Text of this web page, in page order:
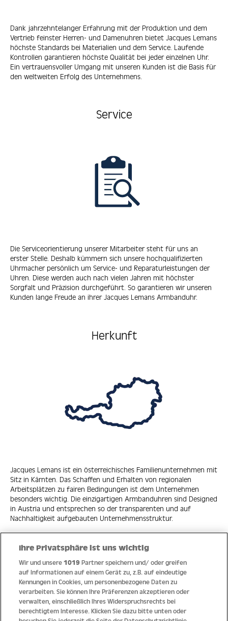
Dank jahrzehntelanger Erfahrung mit der Produktion und dem
Vertrieb feinster Herren- und Damenuhren bietet Jacques Lemans
höchste Standards bei Materialien und dem Service. Laufende
Kontrollen garantieren höchste Qualität bei jeder einzelnen Uhr.
Ein vertrauensvoller Umgang mit unseren Kunden ist die Basis für
den weltweiten Erfolg des Unternehmens.
Service
Die Serviceorientierung unserer Mitarbeiter steht für uns an
erster Stelle. Deshalb kümmern sich unsere hochqualifizierten
Uhrmacher persönlich um Service- und Reparaturleistungen der
Uhren. Diese werden auch nach vielen Jahren mit höchster
Sorgfalt und Präzision durchgeführt. So garantieren wir unseren
Kunden lange Freude an ihrer Jacques Lemans Armbanduhr.
Herkunft
Jacques Lemans ist ein österreichisches Familienunternehmen mit
Sitz in Kärnten. Das Schaffen und Erhalten von regionalen
Arbeitsplätzen zu fairen Bedingungen ist dem Unternehmen
besonders wichtig. Die einzigartigen Armbanduhren sind Designed
in Austria und entsprechen so der transparenten und auf
Nachhaltigkeit aufgebauten Unternehmensstruktur.
Quick Links
Hilfe
Unternehmen
Ihre Privatsphäre ist uns wichtig
Wir und unsere1019 Partner speichern und/ oder greifen
auf Informationen auf einem Gerät zu, z.B. auf eindeutige
Kennungen in Cookies, um personenbezogene Daten zu
verarbeiten. Sie können Ihre Präferenzen akzeptieren oder
verwalten, einschließlich Ihres Widerspruchsrechts bei
berechtigtem Interesse. Klicken Sie dazu bitte unten oder